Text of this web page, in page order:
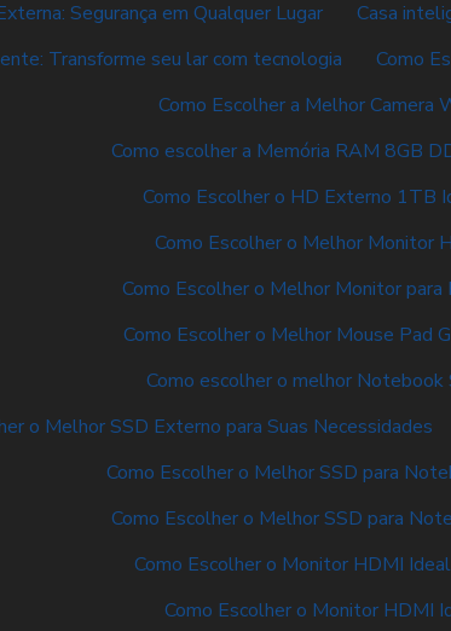
Segurança em Qualquer Lugar
Casa
Transforme seu lar com tecnologia
Como
Como Escolher a Melhor Camera
Como escolher a Memória RAM 8GB
Como Escolher o HD Externo 1TB
Como Escolher o Melhor Monitor
Como Escolher o Melhor Monitor para
Como Escolher o Melhor Mouse Pad
Como escolher o melhor Notebook
o Melhor SSD Externo para Suas Necessidades
Como Escolher o Melhor SSD para
Como Escolher o Melhor SSD para
Como Escolher o Monitor HDMI
Como Escolher o Monitor HDMI